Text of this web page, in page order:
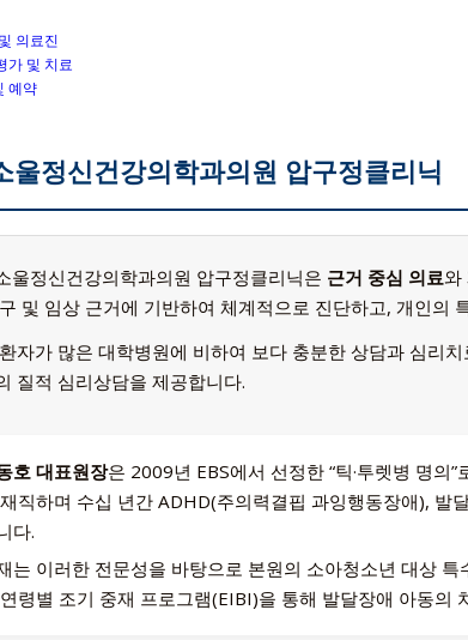
의료진
가 및 치료
예약
울정신건강의학과의원 압구정클리닉
울정신건강의학과의원 압구정클리닉은 근거 중심 의료와
및 임상 근거에 기반하여 체계적으로 진단하고, 개인의
자가 많은 대학병원에 비하여 보다 충분한 상담과 심리
질적 심리상담을 제공합니다.
호 대표원장은 2009년 EBS에서 선정한 틱·투렛병 명의
직하며 수십 년간 ADHD(주의력결핍 과잉행동장애), 발
다.
는 이러한 전문성을 바탕으로 본원의 소아청소년 대상
령별 조기 중재 프로그램(EIBI)을 통해 발달장애 아동의